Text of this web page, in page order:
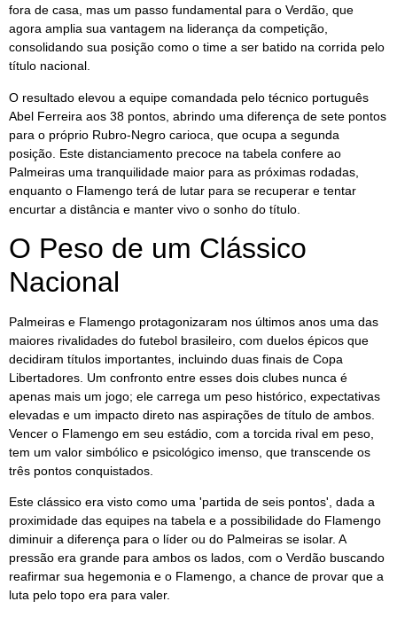
fora de casa, mas um passo fundamental para o Verdão, que
agora amplia sua vantagem na liderança da competição,
consolidando sua posição como o time a ser batido na corrida pelo
título nacional.
O resultado elevou a equipe comandada pelo técnico português
Abel Ferreira aos 38 pontos, abrindo uma diferença de sete pontos
para o próprio Rubro-Negro carioca, que ocupa a segunda
posição. Este distanciamento precoce na tabela confere ao
Palmeiras uma tranquilidade maior para as próximas rodadas,
enquanto o Flamengo terá de lutar para se recuperar e tentar
encurtar a distância e manter vivo o sonho do título.
O Peso de um Clássico
Nacional
Palmeiras e Flamengo protagonizaram nos últimos anos uma das
maiores rivalidades do futebol brasileiro, com duelos épicos que
decidiram títulos importantes, incluindo duas finais de Copa
Libertadores. Um confronto entre esses dois clubes nunca é
apenas mais um jogo; ele carrega um peso histórico, expectativas
elevadas e um impacto direto nas aspirações de título de ambos.
Vencer o Flamengo em seu estádio, com a torcida rival em peso,
tem um valor simbólico e psicológico imenso, que transcende os
três pontos conquistados.
Este clássico era visto como uma 'partida de seis pontos', dada a
proximidade das equipes na tabela e a possibilidade do Flamengo
diminuir a diferença para o líder ou do Palmeiras se isolar. A
pressão era grande para ambos os lados, com o Verdão buscando
reafirmar sua hegemonia e o Flamengo, a chance de provar que a
luta pelo topo era para valer.